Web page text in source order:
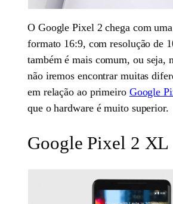
O Google Pixel 2 chega com
formato 16:9, com resolução de
também é mais comum, ou seja,
não iremos encontrar muitas
em relação ao primeiro Google
que o hardware é muito superior.
Google Pixel 2 XL